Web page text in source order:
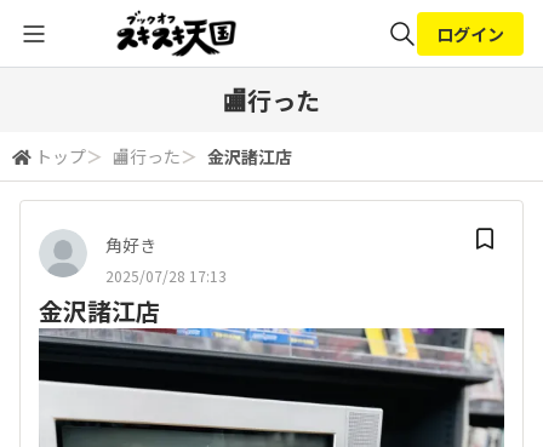
検索
ログイン
🏬行った
トップ＞ 🏬行った＞ 金沢諸江店
角好き
2025/07/28 17:13
金沢諸江店